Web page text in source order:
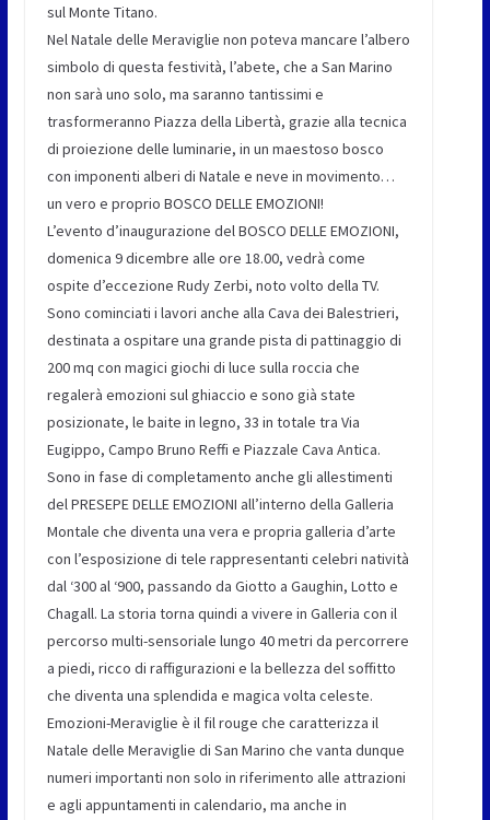
sul Monte Titano.
Nel Natale delle Meraviglie non poteva mancare l’albero
simbolo di questa festività, l’abete, che a San Marino
non sarà uno solo, ma saranno tantissimi e
trasformeranno Piazza della Libertà, grazie alla tecnica
di proiezione delle luminarie, in un maestoso bosco
con imponenti alberi di Natale e neve in movimento…
un vero e proprio BOSCO DELLE EMOZIONI!
L’evento d’inaugurazione del BOSCO DELLE EMOZIONI,
domenica 9 dicembre alle ore 18.00, vedrà come
ospite d’eccezione Rudy Zerbi, noto volto della TV.
Sono cominciati i lavori anche alla Cava dei Balestrieri,
destinata a ospitare una grande pista di pattinaggio di
200 mq con magici giochi di luce sulla roccia che
regalerà emozioni sul ghiaccio e sono già state
posizionate, le baite in legno, 33 in totale tra Via
Eugippo, Campo Bruno Reffi e Piazzale Cava Antica.
Sono in fase di completamento anche gli allestimenti
del PRESEPE DELLE EMOZIONI all’interno della Galleria
Montale che diventa una vera e propria galleria d’arte
con l’esposizione di tele rappresentanti celebri natività
dal ‘300 al ‘900, passando da Giotto a Gaughin, Lotto e
Chagall. La storia torna quindi a vivere in Galleria con il
percorso multi-sensoriale lungo 40 metri da percorrere
a piedi, ricco di raffigurazioni e la bellezza del soffitto
che diventa una splendida e magica volta celeste.
Emozioni-Meraviglie è il fil rouge che caratterizza il
Natale delle Meraviglie di San Marino che vanta dunque
numeri importanti non solo in riferimento alle attrazioni
e agli appuntamenti in calendario, ma anche in